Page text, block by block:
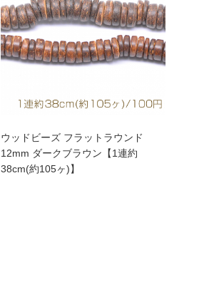
ウッドビーズ フラットラウンド
12mm ダークブラウン【1連約
38cm(約105ヶ)】